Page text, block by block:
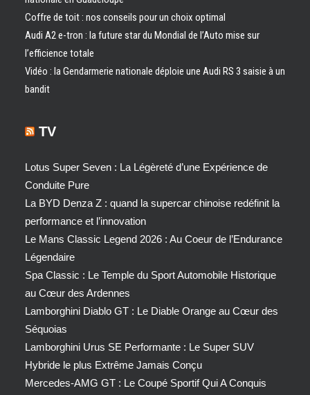
Coffre de toit : nos conseils pour un choix optimal
Audi A2 e-tron : la future star du Mondial de l’Auto mise sur
l’efficience totale
Vidéo : la Gendarmerie nationale déploie une Audi RS 3 saisie à un
bandit
TV
Lotus Super Seven : La Légèreté d’une Expérience de
Conduite Pure
La BYD Denza Z : quand la supercar chinoise redéfinit la
performance et l’innovation
Le Mans Classic Legend 2026 : Au Coeur de l’Endurance
Légendaire
Spa Classic : Le Temple du Sport Automobile Historique
au Cœur des Ardennes
Lamborghini Diablo GT : Le Diable Orange au Cœur des
Séquoias
Lamborghini Urus SE Performante : Le Super SUV
Hybride le plus Extrême Jamais Conçu
Mercedes-AMG GT : Le Coupé Sportif Qui A Conquis